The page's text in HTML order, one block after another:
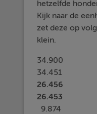
hetzelfde
Kijk naar de
zet deze op
klein.
34.900
34.451
26.456
26.453
9.874